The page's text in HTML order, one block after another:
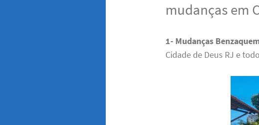
mudanças em
1- Mudanças
Cidade de Deus RJ e